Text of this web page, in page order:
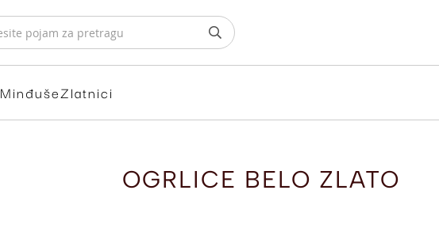
MinđušeZlatnici
OGRLICE BELO ZLATO